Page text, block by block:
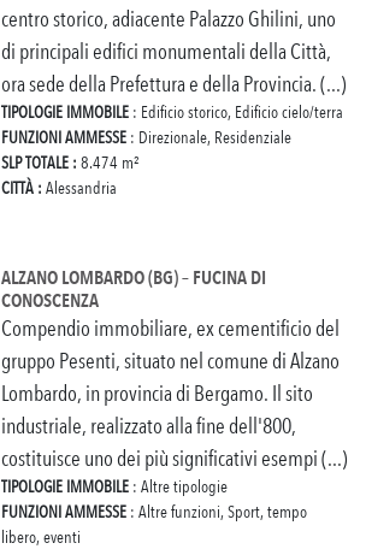
centro storico, adiacente Palazzo Ghilini, uno
di principali edifici monumentali della Città,
ora sede della Prefettura e della Provincia. (...)
TIPOLOGIE IMMOBILE : Edificio storico, Edificio cielo/terra
FUNZIONI AMMESSE : Direzionale, Residenziale
SLP TOTALE : 8.474 m²
CITTÀ : Alessandria
ALZANO LOMBARDO (BG) – FUCINA DI
CONOSCENZA
Compendio immobiliare, ex cementificio del
gruppo Pesenti, situato nel comune di Alzano
Lombardo, in provincia di Bergamo. Il sito
industriale, realizzato alla fine dell'800,
costituisce uno dei più significativi esempi (...)
TIPOLOGIE IMMOBILE : Altre tipologie
FUNZIONI AMMESSE : Altre funzioni, Sport, tempo
libero, eventi